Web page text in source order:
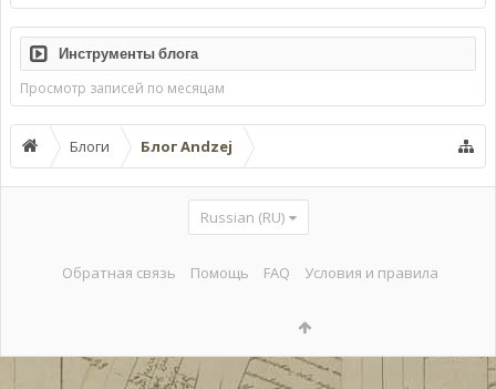
Инструменты блога
Просмотр записей по месяцам
Блоги Блог Andzej
Russian (RU)
Обратная связь Помощь FAQ Условия и правила